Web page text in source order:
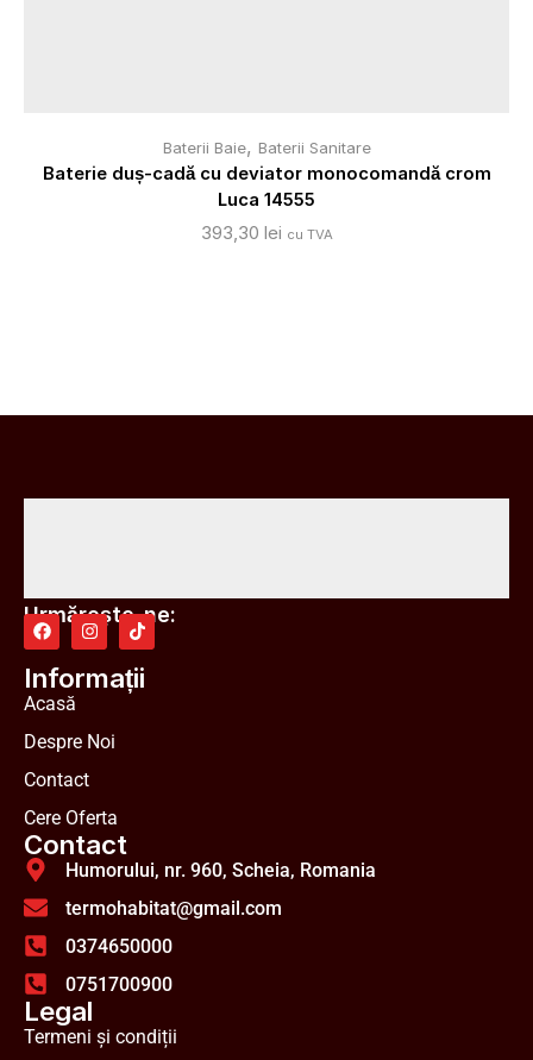
Baterii Baie, Baterii Sanitare
Baterie duș-cadă cu deviator monocomandă crom
Luca 14555
393,30 lei cu TVA
Urmărește-ne:
Informații
Acasă
Despre Noi
Contact
Cere Oferta
Contact
Humorului, nr. 960, Scheia, Romania
termohabitat@gmail.com
0374650000
0751700900
Legal
Termeni și condiții